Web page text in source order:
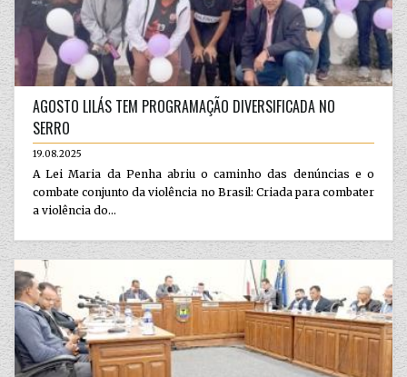
AGOSTO LILÁS TEM PROGRAMAÇÃO DIVERSIFICADA NO
SERRO
19.08.2025
A Lei Maria da Penha abriu o caminho das denúncias e o
combate conjunto da violência no Brasil: Criada para combater
a violência do...